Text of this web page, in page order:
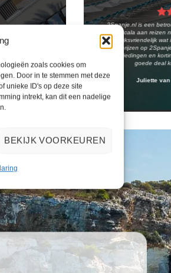
zoals cookies om
Door in te stemmen met deze
unieke ID's op deze site
intrekt, kan dit een nadelige
BEKIJK VOORKEUREN
klantenservice
Ik zou deze
2Spanje.nl is een
scala aan reizen
gebruiksvriendelijk wat
De prijzen op
aanbiedingen en
goede deal
Juliette van